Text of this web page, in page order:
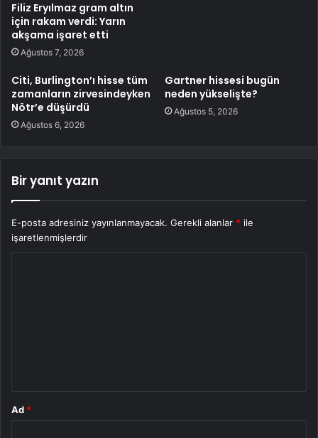
Filiz Eryılmaz gram altın
için rakam verdi: Yarın
akşama işaret etti
Ağustos 7, 2026
Citi, Burlington’ı hisse tüm
zamanların zirvesindeyken
Nötr’e düşürdü
Ağustos 6, 2026
Gartner hissesi bugün
neden yükselişte?
Ağustos 5, 2026
Bir yanıt yazın
E-posta adresiniz yayınlanmayacak. Gerekli alanlar * ile
işaretlenmişlerdir
Ad *